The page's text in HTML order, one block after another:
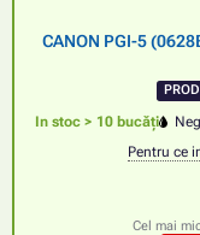
CANON PGI-5
In stoc > 10 bucăți
Pentru ce
Cel mai